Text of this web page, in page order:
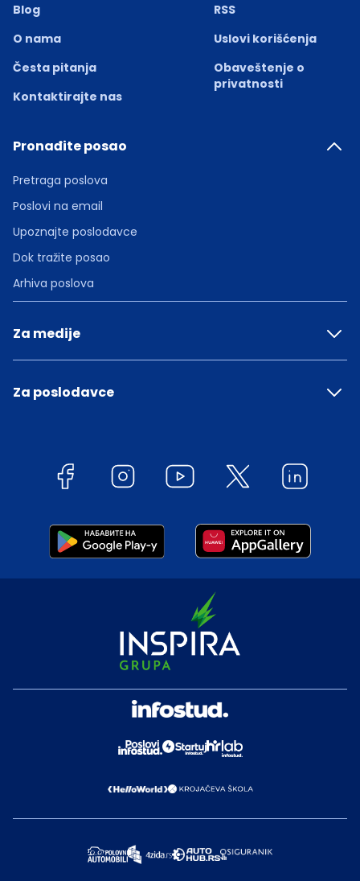
Blog
O nama
Česta pitanja
Kontaktirajte nas
RSS
Uslovi korišćenja
Obaveštenje o
privatnosti
Pronađite posao
Pretraga poslova
Poslovi na email
Upoznajte poslodavce
Dok tražite posao
Arhiva poslova
Za medije
Za poslodavce